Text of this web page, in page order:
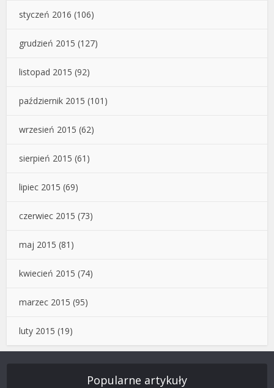
styczeń 2016 (106)
grudzień 2015 (127)
listopad 2015 (92)
październik 2015 (101)
wrzesień 2015 (62)
sierpień 2015 (61)
lipiec 2015 (69)
czerwiec 2015 (73)
maj 2015 (81)
kwiecień 2015 (74)
marzec 2015 (95)
luty 2015 (19)
Popularne artykuły